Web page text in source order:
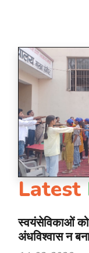
Latest
स्वयंसेविकाओं
अंधविश्वास न